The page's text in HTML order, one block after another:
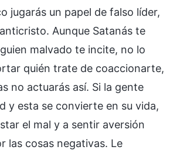
jugarás un papel de falso líder,
Aunque Satanás te
malvado te incite, no lo
quién trate de coaccionarte,
no actuarás así. Si la gente
y esta se convierte en su vida,
el mal y a sentir aversión
las cosas negativas. Le